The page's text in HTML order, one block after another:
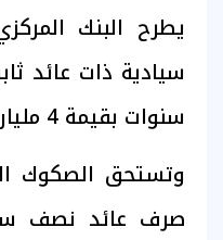
يطرح البنك
سنوات بقيمة 4 مليارات جنيه.
صرف عائد نصف